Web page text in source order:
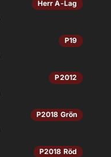
Herr A-Lag
P19
P2012
P2018 Grön
P2018 Röd